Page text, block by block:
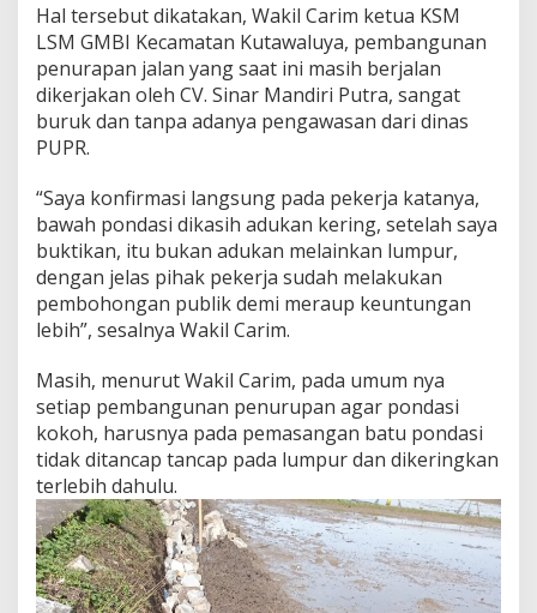
a
l
J
a
d
i
Hal tersebut dikatakan, Wakil Carim ketua KSM
LSM GMBI Kecamatan Kutawaluya, pembangunan
penurapan jalan yang saat ini masih berjalan
dikerjakan oleh CV. Sinar Mandiri Putra, sangat
buruk dan tanpa adanya pengawasan dari dinas
PUPR.
“Saya konfirmasi langsung pada pekerja katanya,
bawah pondasi dikasih adukan kering, setelah saya
buktikan, itu bukan adukan melainkan lumpur,
dengan jelas pihak pekerja sudah melakukan
pembohongan publik demi meraup keuntungan
lebih”, sesalnya Wakil Carim.
Masih, menurut Wakil Carim, pada umum nya
setiap pembangunan penurupan agar pondasi
kokoh, harusnya pada pemasangan batu pondasi
tidak ditancap tancap pada lumpur dan dikeringkan
terlebih dahulu.